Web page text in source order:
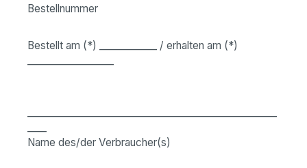
Bestellnummer
Bestellt am (*) ____________ / erhalten am (*)
Name des/der Verbraucher(s)